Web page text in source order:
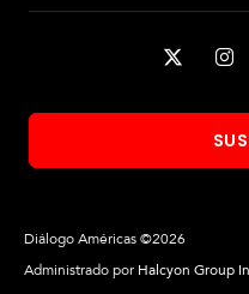
r
e
c
a
F
o
s
Manténgase
conectado
X
Diálogo Américas ©2026
Administrado por Halcyon Group